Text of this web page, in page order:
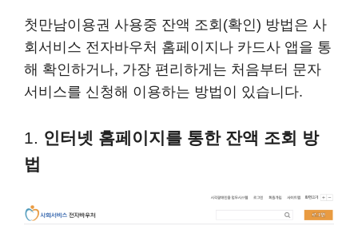
첫만남이용권 사용중 잔액 조회(확인) 방법은 사
회서비스 전자바우처 홈페이지나 카드사 앱을 통
해 확인하거나, 가장 편리하게는 처음부터 문자
서비스를 신청해 이용하는 방법이 있습니다.
1. 인터넷 홈페이지를 통한 잔액 조회 방
법